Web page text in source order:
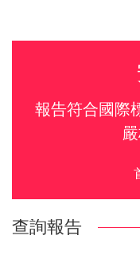
報告符合國際
查詢報告